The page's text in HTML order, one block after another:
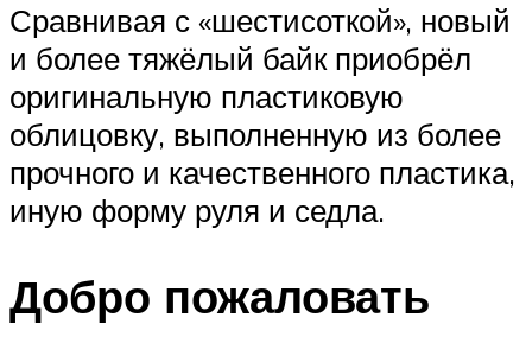
Сравнивая с «шестисоткой», новый
и более тяжёлый байк приобрёл
оригинальную пластиковую
облицовку, выполненную из более
прочного и качественного пластика,
иную форму руля и седла.
Добро пожаловать